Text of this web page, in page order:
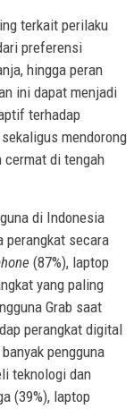
terkait perilaku
preferensi
hingga peran
ini dapat menjadi
terhadap
mendorong
cermat di tengah
di Indonesia
perangkat secara
(87%), laptop
yang paling
Grab saat
perangkat digital
pengguna
teknologi dan
(39%), laptop